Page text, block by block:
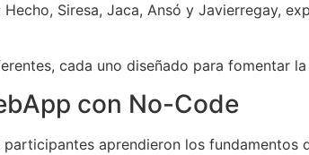
Siresa, Jaca, Ansó y Javierregay,
cada uno diseñado para fomentar
con No-Code
aprendieron los